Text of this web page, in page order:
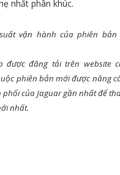
nhất phân khúc.
vận hành của phiên bản
được đăng tải trên website
phiên bản mới được nâng
của Jaguar gần nhất để
nhất.